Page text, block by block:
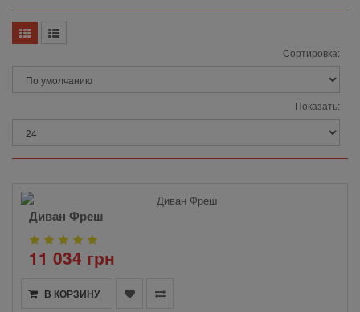
Сортировка:
Показать:
Диван Фреш
11 034 грн
В КОРЗИНУ